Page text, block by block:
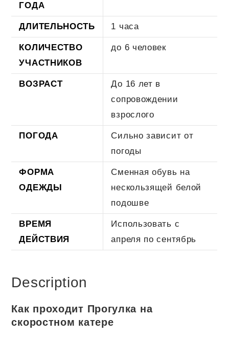
ГОДА
ДЛИТЕЛЬНОСТЬ 1 часа
КОЛИЧЕСТВО
УЧАСТНИКОВ
до 6 человек
ВОЗРАСТ
До 16 лет в
сопровождении
взрослого
ПОГОДА
Сильно зависит от
погоды
ФОРМА
ОДЕЖДЫ
Сменная обувь на
нескользящей белой
подошве
ВРЕМЯ
ДЕЙСТВИЯ
Использовать с
апреля по сентябрь
Description
Как проходит Прогулка на
скоростном катере